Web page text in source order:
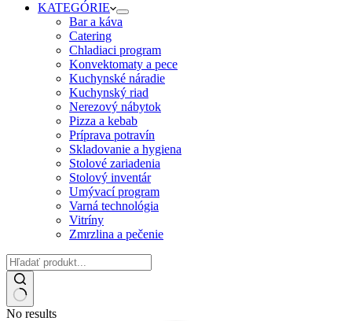
KATEGÓRIE
Bar a káva
Catering
Chladiaci program
Konvektomaty a pece
Kuchynské náradie
Kuchynský riad
Nerezový nábytok
Pizza a kebab
Príprava potravín
Skladovanie a hygiena
Stolové zariadenia
Stolový inventár
Umývací program
Varná technológia
Vitríny
Zmrzlina a pečenie
No results